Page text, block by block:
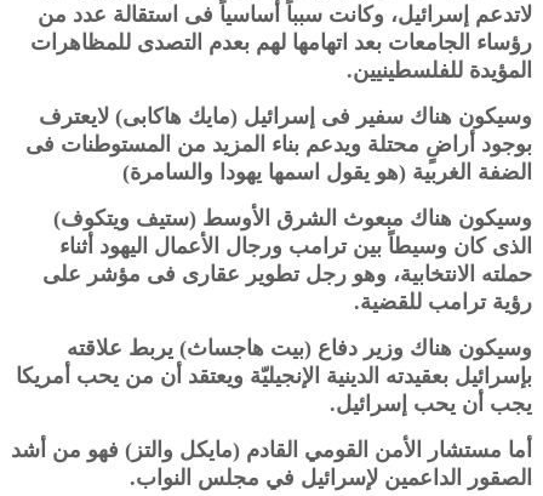
لاتدعم إسرائيل، وكانت سبباً أساسياً فى استقالة عدد من
رؤساء الجامعات بعد اتهامها لهم بعدم التصدى للمظاهرات
المؤيدة للفلسطينيين.
وسيكون هناك سفير فى إسرائيل (مايك هاكابى) لايعترف
بوجود أراضٍ محتلة ويدعم بناء المزيد من المستوطنات فى
الضفة الغربية (هو يقول اسمها يهودا والسامرة)
وسيكون هناك مبعوث الشرق الأوسط (ستيف ويتكوف)
الذى كان وسيطاً بين ترامب ورجال الأعمال اليهود أثناء
حملته الانتخابية، وهو رجل تطوير عقارى فى مؤشر على
رؤية ترامب للقضية.
وسيكون هناك وزير دفاع (بيت هاجساث) يربط علاقته
بإسرائيل بعقيدته الدينية الإنجيليّة ويعتقد أن من يحب أمريكا
يجب أن يحب إسرائيل.
أما مستشار الأمن القومي القادم (مايكل والتز) فهو من أشد
الصقور الداعمين لإسرائيل في مجلس النواب.